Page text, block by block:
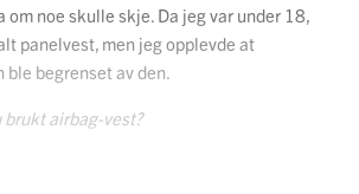
om noe skulle skje. Da jeg var under 18,
panelvest, men jeg opplevde at
begrenset av den.
brukt airbag-vest?